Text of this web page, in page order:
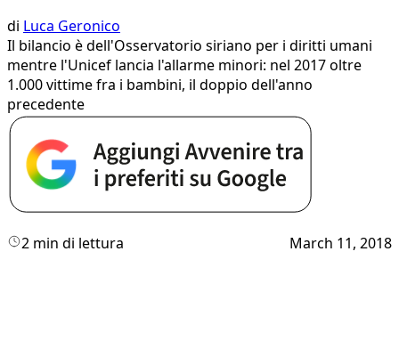
di Luca Geronico
Il bilancio è dell'Osservatorio siriano per i diritti umani
mentre l'Unicef lancia l'allarme minori: nel 2017 oltre
1.000 vittime fra i bambini, il doppio dell'anno
precedente
2 min di lettura March 11, 2018